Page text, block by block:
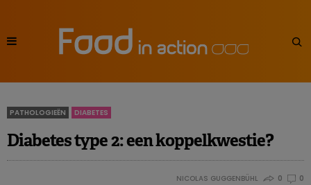
PATHOLOGIEËN DIABETES
Diabetes type 2: een koppelkwestie?
NICOLAS GUGGENBÜHL 0 0